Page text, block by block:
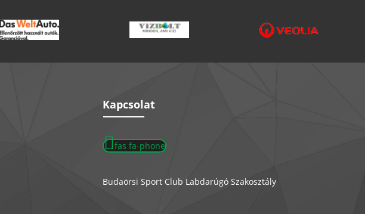
Kapcsolat
fas fa-phone
Budaörsi Sport Club Labdarúgó Szakosztály